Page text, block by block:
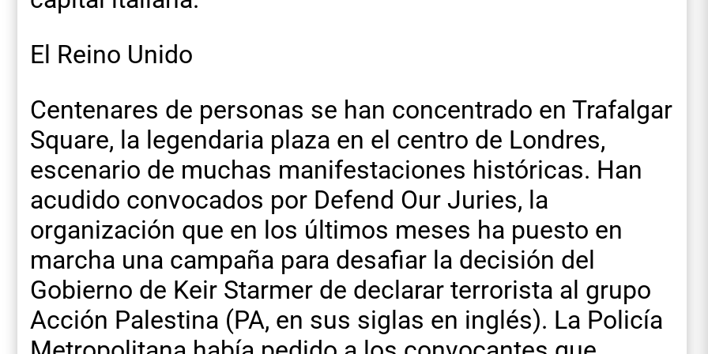
El Reino Unido
Centenares de personas se han concentrado en Trafalgar
Square, la legendaria plaza en el centro de Londres,
escenario de muchas manifestaciones históricas. Han
acudido convocados por Defend Our Juries, la
organización que en los últimos meses ha puesto en
marcha una campaña para desafiar la decisión del
Gobierno de Keir Starmer de declarar terrorista al grupo
Acción Palestina (PA, en sus siglas en inglés). La Policía